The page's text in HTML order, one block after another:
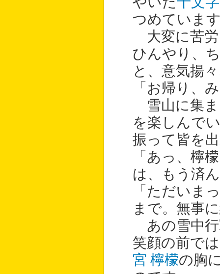
つめていま
大変に苦労
ひんやり、
と、意気揚
「お帰り、
雪山に集ま
を楽しんで
振って皆を
「あっ、檸
は、もう済
「ただいま
まで。無事
あの雪中行
笑顔の前で
宮 檸檬の胸